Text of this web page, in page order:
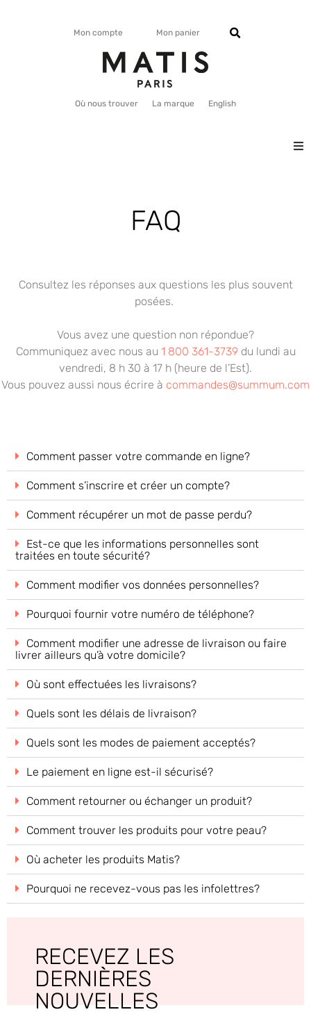
Où nous trouver La marque English
Mon compte Mon panier
FAQ
Consultez les réponses aux questions les plus souvent
posées.
Vous avez une question non répondue?
Communiquez avec nous au 1 800 361-3739du lundi au
vendredi, 8 h 30 à 17 h (heure de l’Est).
Vous pouvez aussi nous écrire à commandes@summum.com
Comment passer votre commande en ligne?
Comment s’inscrire et créer un compte?
Comment récupérer un mot de passe perdu?
Est-ce que les informations personnelles sont
traitées en toute sécurité?
Comment modifier vos données personnelles?
Pourquoi fournir votre numéro de téléphone?
Comment modifier une adresse de livraison ou faire
livrer ailleurs qu’à votre domicile?
Où sont effectuées les livraisons?
Quels sont les délais de livraison?
Quels sont les modes de paiement acceptés?
Le paiement en ligne est-il sécurisé?
Comment retourner ou échanger un produit?
Comment trouver les produits pour votre peau?
Où acheter les produits Matis?
Pourquoi ne recevez-vous pas les infolettres?
RECEVEZ LES
DERNIÈRES
NOUVELLES